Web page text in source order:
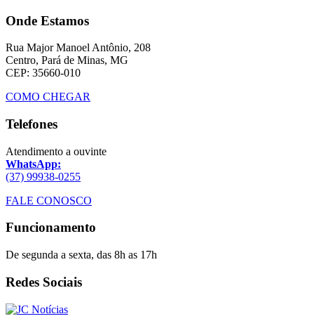
Onde Estamos
Rua Major Manoel Antônio, 208
Centro, Pará de Minas, MG
CEP: 35660-010
COMO CHEGAR
Telefones
Atendimento a ouvinte
WhatsApp:
(37) 99938-0255
FALE CONOSCO
Funcionamento
De segunda a sexta, das 8h as 17h
Redes Sociais